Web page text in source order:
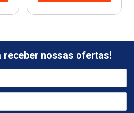
receber nossas ofertas!